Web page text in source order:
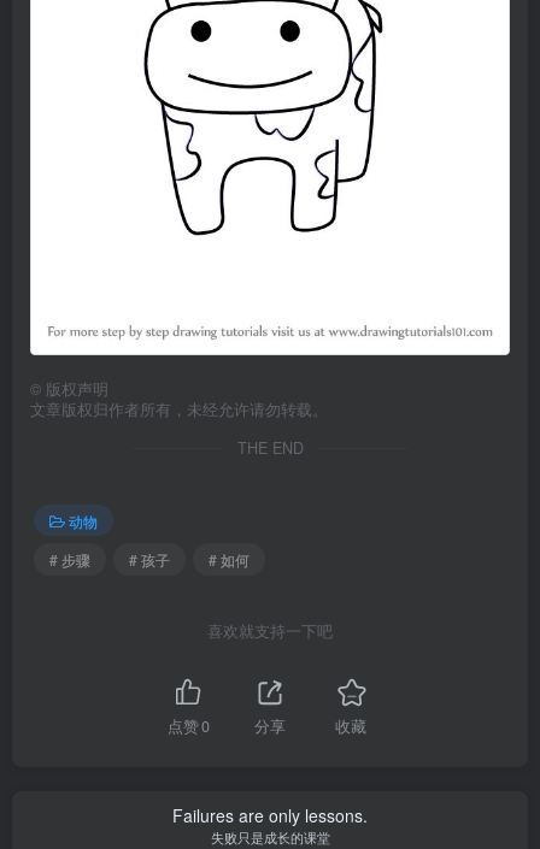
© 版权声明
文章版权归作者所有，未经允许请勿转载。
THE END
动物
# 步骤
# 孩子 # 如何
喜欢就支持一下吧
点赞0 分享 收藏
Failures are only lessons.
失败只是成长的课堂